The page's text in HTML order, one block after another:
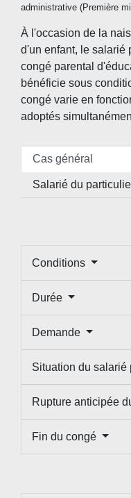
administrative (Première
À l'occasion de la
d'un enfant, le salarié
congé parental
bénéficie sous
congé varie en
adoptés
Cas général
Salarié du
Conditions
Durée
Demande
Situation du salarié
Rupture anticipée
Fin du congé